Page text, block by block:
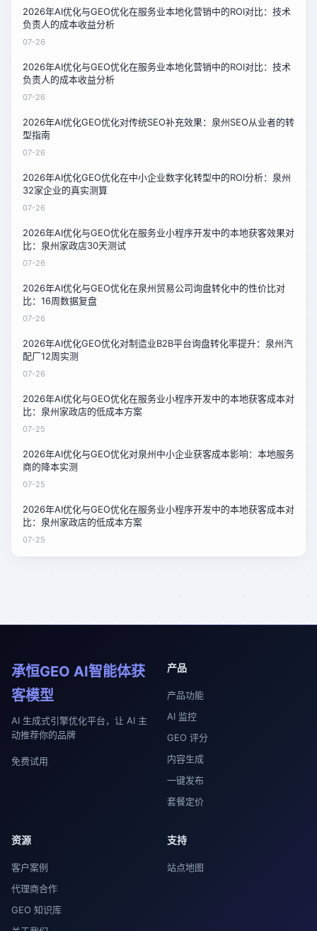
2026年AI优化与GEO优化在服务业本地化营销中的ROI对比：技术
负责人的成本收益分析
07-26
2026年AI优化与GEO优化在服务业本地化营销中的ROI对比：技术
负责人的成本收益分析
07-26
2026年AI优化GEO优化对传统SEO补充效果：泉州SEO从业者的转
型指南
07-26
2026年AI优化GEO优化在中小企业数字化转型中的ROI分析：泉州
32家企业的真实测算
07-26
2026年AI优化与GEO优化在服务业小程序开发中的本地获客效果对
比：泉州家政店30天测试
07-26
2026年AI优化与GEO优化在泉州贸易公司询盘转化中的性价比对
比：16周数据复盘
07-26
2026年AI优化GEO优化对制造业B2B平台询盘转化率提升：泉州汽
配厂12周实测
07-26
2026年AI优化与GEO优化在服务业小程序开发中的本地获客成本对
比：泉州家政店的低成本方案
07-25
2026年AI优化与GEO优化对泉州中小企业获客成本影响：本地服务
商的降本实测
07-25
2026年AI优化与GEO优化在服务业小程序开发中的本地获客成本对
比：泉州家政店的低成本方案
07-25
承恒GEO AI智能体获
客模型
AI 生成式引擎优化平台，让 AI 主
动推荐你的品牌
免费试用
产品
产品功能
AI 监控
GEO 评分
内容生成
一键发布
套餐定价
资源
客户案例
代理商合作
GEO 知识库
支持
站点地图